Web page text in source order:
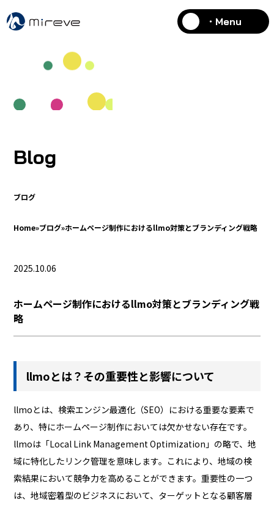
・Menu
Blog
ブログ
Home»ブログ»ホームページ制作におけるllmo対策とブランディング戦略
2025.10.06
ホームページ制作におけるllmo対策とブランディング戦
略
llmoとは？その重要性と影響について
llmoとは、検索エンジン最適化（SEO）における重要な要素で
あり、特にホームページ制作においては欠かせない存在です。
llmoは「Local Link Management Optimization」の略で、地
域に特化したリンク管理を意味します。これにより、地域の検
索結果において競争力を高めることができます。重要性の一つ
は、地域密着型のビジネスにおいて、ターゲットとなる顧客層